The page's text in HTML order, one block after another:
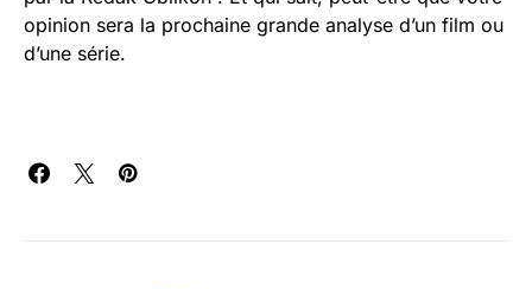
opinion sera la prochaine grande analyse d’un film ou
d’une série.